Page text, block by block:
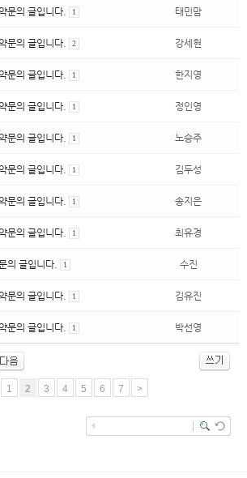
문의 글입니다. 1 태민맘
문의 글입니다. 2 강세현
문의 글입니다. 1 한지영
문의 글입니다. 1 정인영
문의 글입니다. 1 노승주
문의 글입니다. 1 김두성
문의 글입니다. 1 송지은
문의 글입니다. 1 최유경
의 글입니다. 1 수진
문의 글입니다. 1 김유진
문의 글입니다. 1 박선영
1 2 3 4 5 6 7 >